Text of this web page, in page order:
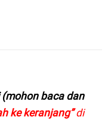
baca dan
ke keranjang”di